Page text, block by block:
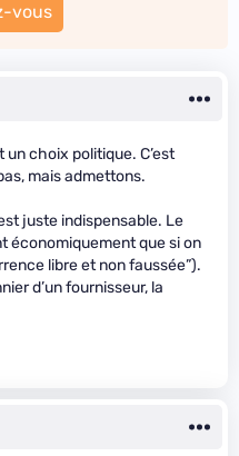
vous
un choix politique. C’est
mais admettons.
juste indispensable. Le
économiquement que si on
libre et non faussée”).
d’un fournisseur, la